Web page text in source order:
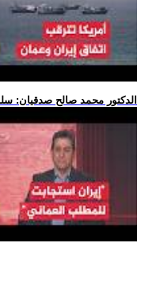
.. الدكتور محمد صالح صدقيان: